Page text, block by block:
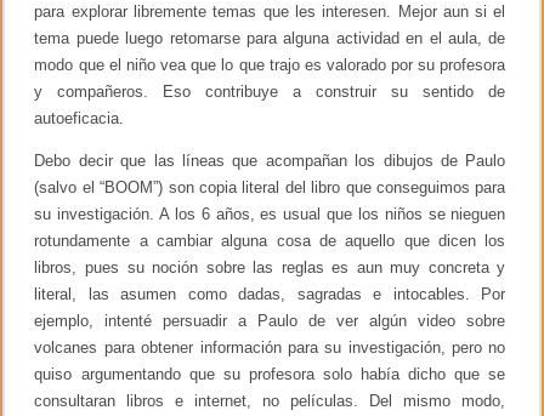
para explorar libremente temas que les interesen. Mejor aun si el
tema puede luego retomarse para alguna actividad en el aula, de
modo que el niño vea que lo que trajo es valorado por su profesora
y compañeros. Eso contribuye a construir su sentido de
autoeficacia.
Debo decir que las líneas que acompañan los dibujos de Paulo
(salvo el “BOOM”) son copia literal del libro que conseguimos para
su investigación. A los 6 años, es usual que los niños se nieguen
rotundamente a cambiar alguna cosa de aquello que dicen los
libros, pues su noción sobre las reglas es aun muy concreta y
literal, las asumen como dadas, sagradas e intocables. Por
ejemplo, intenté persuadir a Paulo de ver algún video sobre
volcanes para obtener información para su investigación, pero no
quiso argumentando que su profesora solo había dicho que se
consultaran libros e internet, no películas. Del mismo modo,